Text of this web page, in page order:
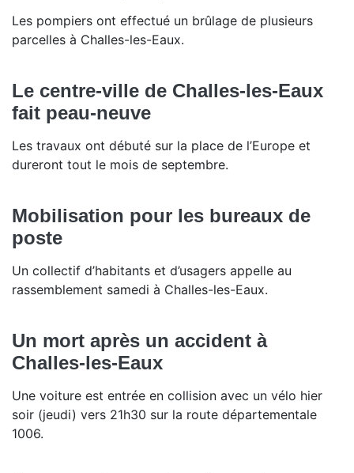
Les pompiers ont effectué un brûlage de plusieurs
parcelles à Challes-les-Eaux.
Le centre-ville de Challes-les-Eaux
fait peau-neuve
Les travaux ont débuté sur la place de l’Europe et
dureront tout le mois de septembre.
Mobilisation pour les bureaux de
poste
Un collectif d’habitants et d’usagers appelle au
rassemblement samedi à Challes-les-Eaux.
Un mort après un accident à
Challes-les-Eaux
Une voiture est entrée en collision avec un vélo hier
soir (jeudi) vers 21h30 sur la route départementale
1006.